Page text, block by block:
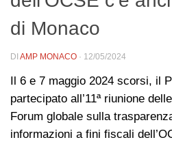
di Monaco
DI AMP MONACO · 12/05/2024
Il 6 e 7 maggio 2024 scorsi, il
partecipato all’11ª riunione
Forum globale sulla
informazioni a fini fiscali